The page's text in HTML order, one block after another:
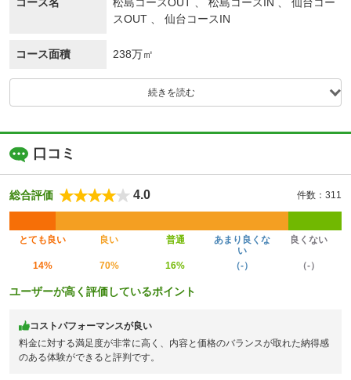
コース名
松島コースOUT 、 松島コースIN 、 仙台コー
スOUT 、 仙台コースIN
コース面積 238万㎡
続きを読む
口コミ
総合評価 4.0 件数：311
とても良い 良い 普通
あまり良くな
い
良くない
14% 70% 16% （-） （-）
ユーザーが高く評価しているポイント
コストパフォーマンスが良い
料金に対する満足度が非常に高く、内容と価格のバランスが取れた納得感
のある体験ができると評判です。